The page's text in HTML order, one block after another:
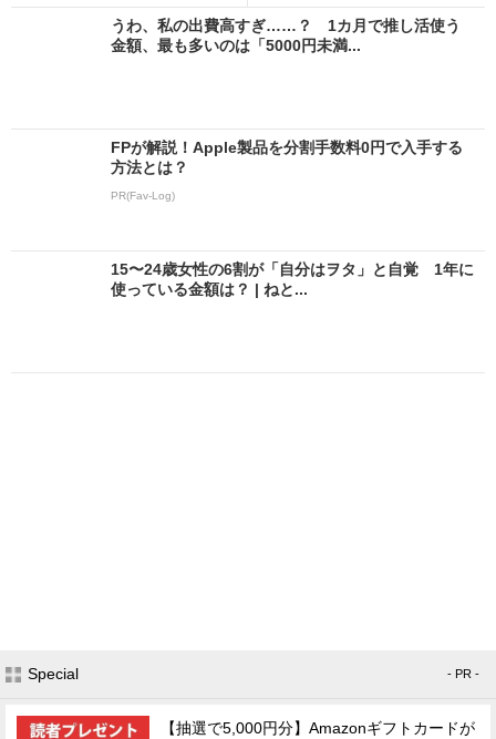
うわ、私の出費高すぎ……？ 1カ月で推し活使う
金額、最も多いのは「5000円未満...
FPが解説！Apple製品を分割手数料0円で入手する
方法とは？
PR(Fav-Log)
15〜24歳女性の6割が「自分はヲタ」と自覚 1年に
使っている金額は？ | ねと...
Special - PR -
【抽選で5,000円分】Amazonギフトカードが